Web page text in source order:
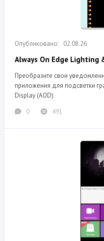
02.08.26
Always On Edge Lighting
Преобразите свои
приложения для подсветки
Display (AOD).
0
491